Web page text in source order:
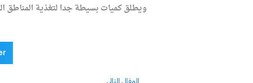
ويطلق كميات بسيطة جدا لتغذية